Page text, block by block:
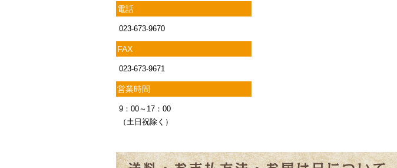
電話
023-673-9670
FAX
023-673-9671
営業時間
9：00～17：00
（土日祝除く）